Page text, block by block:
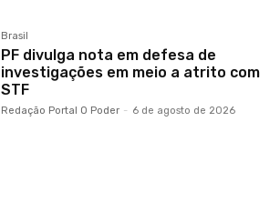
Brasil
PF divulga nota em defesa de
investigações em meio a atrito com
STF
Redação Portal O Poder - 6 de agosto de 2026